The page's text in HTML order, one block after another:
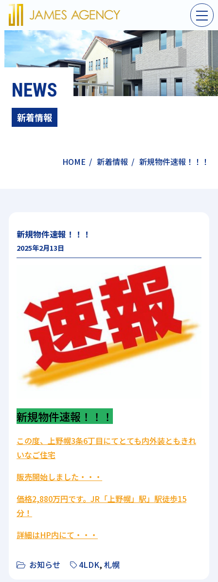
NEWS
新着情報
HOME / 新着情報 / 新規物件速報！！！
新規物件速報！！！
2025年2月13日
新規物件速報！！！
この度、上野幌3条6丁目にてとても内外装ともきれ
いなご住宅
販売開始しました・・・
価格2,880万円です。JR「上野幌」駅」駅徒歩15
分！
詳細はHP内にて・・・
お知らせ 4LDK,札幌